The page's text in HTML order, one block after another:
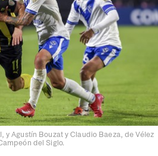
y Agustín Bouzat y Claudio Baeza, de Vélez
del Siglo.